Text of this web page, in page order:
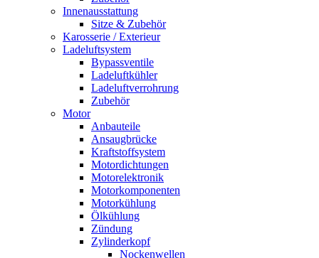
Innenausstattung
Sitze & Zubehör
Karosserie / Exterieur
Ladeluftsystem
Bypassventile
Ladeluftkühler
Ladeluftverrohrung
Zubehör
Motor
Anbauteile
Ansaugbrücke
Kraftstoffsystem
Motordichtungen
Motorelektronik
Motorkomponenten
Motorkühlung
Ölkühlung
Zündung
Zylinderkopf
Nockenwellen